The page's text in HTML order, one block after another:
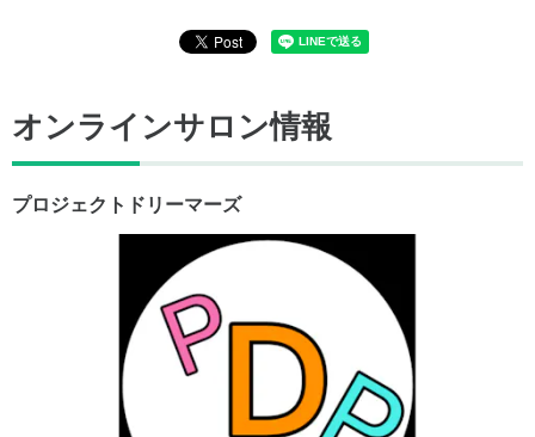
オンラインサロン情報
プロジェクトドリーマーズ